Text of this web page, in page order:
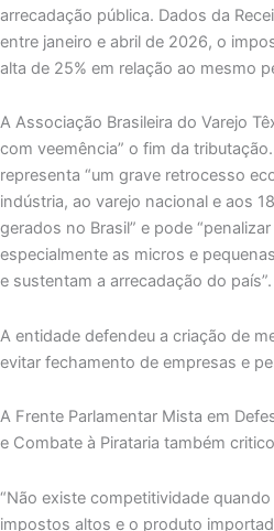
arrecadação pública. Dados da
entre janeiro e abril de 2026, o
alta de 25% em relação ao mesmo
A Associação Brasileira do Varejo
com veemência” o fim da
representa “um grave retrocesso
indústria, ao varejo nacional e aos
gerados no Brasil” e pode
especialmente as micros e
e sustentam a arrecadação do país”.
A entidade defendeu a criação de
evitar fechamento de empresas e
A Frente Parlamentar Mista em
e Combate à Pirataria também
“Não existe competitividade
impostos altos e o produto